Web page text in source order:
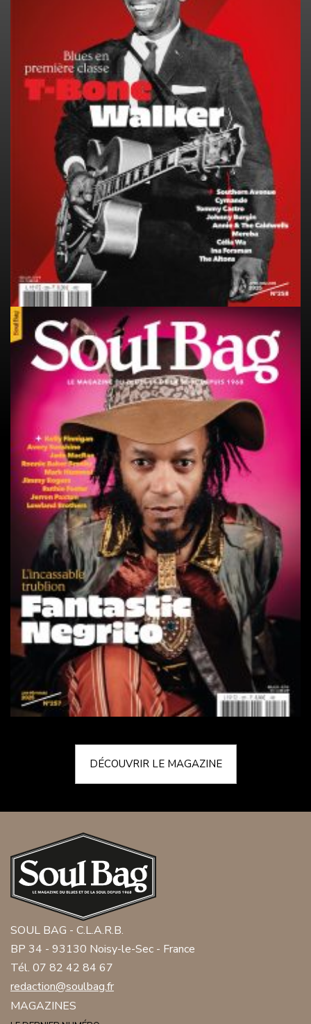
DÉCOUVRIR LE MAGAZINE
SOUL BAG - C.L.A.R.B.
BP 34 - 93130 Noisy-le-Sec - France
Tél. 07 82 42 84 67
redaction@soulbag.fr
MAGAZINES